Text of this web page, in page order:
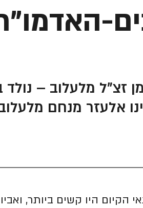
אלעזר מנחם
ה'תש"ה ( 1944-1949 ) תנאי הקיום היו